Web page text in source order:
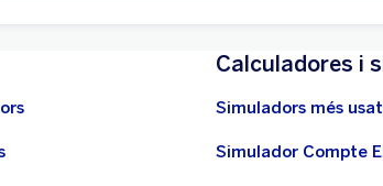
Calculadores i
Simuladors més
Simulador Compte